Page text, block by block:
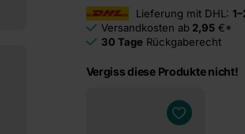
Lieferung mit DHL:
Versandkosten ab 2,95 €*
30 Tage Rückgaberecht
Vergiss diese Produkte nicht!